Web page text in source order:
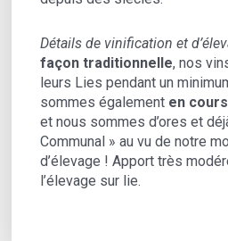
Détails de vinification et
façon traditionnelle, nos
leurs Lies pendant un
sommes également en
et nous sommes d’ores et
Communal » au vu de notre
d’élevage ! Apport très
l’élevage sur lie.